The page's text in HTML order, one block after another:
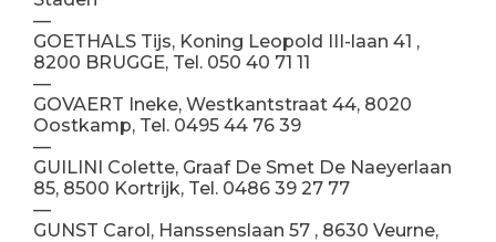
—
GOETHALS Tijs, Koning Leopold III-laan 41 ,
8200 BRUGGE, Tel. 050 40 71 11
—
GOVAERT Ineke, Westkantstraat 44, 8020
Oostkamp, Tel. 0495 44 76 39
—
GUILINI Colette, Graaf De Smet De Naeyerlaan
85, 8500 Kortrijk, Tel. 0486 39 27 77
—
GUNST Carol, Hanssenslaan 57 , 8630 Veurne,